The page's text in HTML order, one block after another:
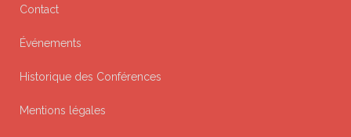
Contact
Événements
Historique des Conférences
Mentions légales